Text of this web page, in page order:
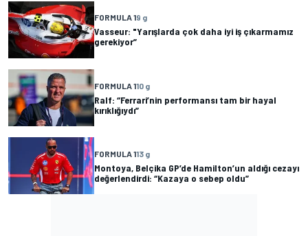
FORMULA 19 g
Vasseur: "Yarışlarda çok daha iyi iş çıkarmamız
gerekiyor”
FORMULA 110 g
Ralf: “Ferrari’nin performansı tam bir hayal
kırıklığıydı”
FORMULA 113 g
Montoya, Belçika GP’de Hamilton’un aldığı cezayı
değerlendirdi: “Kazaya o sebep oldu”